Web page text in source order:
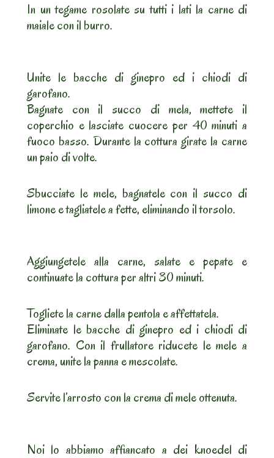
In un tegame rosolate su tutti i lati la carne di
maiale con il burro.
Unite le bacche di ginepro ed i chiodi di
garofano.
Bagnate con il succo di mela, mettete il
coperchio e lasciate cuocere per 40 minuti a
fuoco basso. Durante la cottura girate la carne
un paio di volte.
Sbucciate le mele, bagnatele con il succo di
limone e tagliatele a fette, eliminando il torsolo.
Aggiungetele alla carne, salate e pepate e
continuate la cottura per altri 30 minuti.
Togliete la carne dalla pentola e affettatela.
Eliminate le bacche di ginepro ed i chiodi di
garofano. Con il frullatore riducete le mele a
crema, unite la panna e mescolate.
Servite l’arrosto con la crema di mele ottenuta.
Noi lo abbiamo affiancato a dei knoedel di